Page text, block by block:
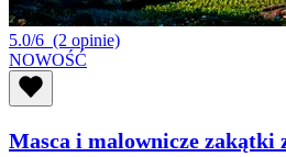
5.0/6 (2 opinie)
NOWOŚĆ
Masca i malownicze zakątki